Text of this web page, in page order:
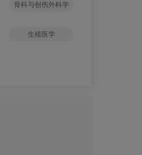
骨科与创伤外科学
生殖医学